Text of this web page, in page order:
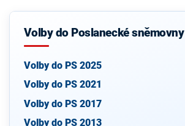
Volby do Poslanecké sněmovny
Volby do PS 2025
Volby do PS 2021
Volby do PS 2017
Volby do PS 2013